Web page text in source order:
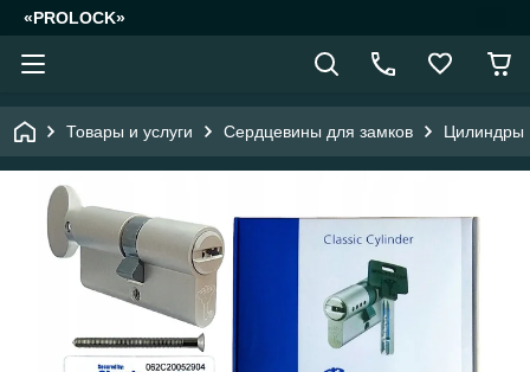
«PROLOCK»
Товары и услуги Сердцевины для замков Цилиндры